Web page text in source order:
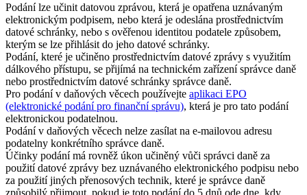
Podání lze učinit datovou zprávou, která je opatřena uznávaným
elektronickým podpisem, nebo která je odeslána prostřednictvím
datové schránky, nebo s ověřenou identitou podatele způsobem,
kterým se lze přihlásit do jeho datové schránky.
Podání, které je učiněno prostřednictvím datové zprávy s využitím
dálkového přístupu, se přijímá na technickém zařízení správce daně
nebo prostřednictvím datové schránky správce daně.
Pro podání v daňových věcech používejte aplikaci EPO
(elektronické podání pro finanční správu), která je pro tato podání
elektronickou podatelnou.
Podání v daňových věcech nelze zasílat na e-mailovou adresu
podatelny konkrétního správce daně.
Účinky podání má rovněž úkon učiněný vůči správci daně za
použití datové zprávy bez uznávaného elektronického podpisu nebo
za použití jiných přenosových technik, které je správce daně
způsobilý přijmout, pokud je toto podání do 5 dnů ode dne, kdy